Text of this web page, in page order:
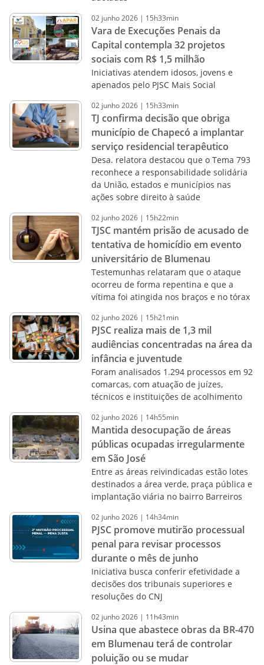
02 junho2026 | 15h33min
Vara de Execuções Penais da
Capital contempla 32 projetos
sociais com R$ 1,5 milhão
Iniciativas atendem idosos, jovens e
apenados pelo PJSC Mais Social
02 junho2026 | 15h33min
TJ confirma decisão que obriga
município de Chapecó a implantar
serviço residencial terapêutico
Desa. relatora destacou que o Tema 793
reconhece a responsabilidade solidária
da União, estados e municípios nas
ações sobre direito à saúde
02 junho2026 | 15h22min
TJSC mantém prisão de acusado de
tentativa de homicídio em evento
universitário de Blumenau
Testemunhas relataram que o ataque
ocorreu de forma repentina e que a
vítima foi atingida nos braços e no tórax
02 junho2026 | 15h21min
PJSC realiza mais de 1,3 mil
audiências concentradas na área da
infância e juventude
Foram analisados 1.294 processos em 92
comarcas, com atuação de juízes,
técnicos e instituições de acolhimento
02 junho2026 | 14h55min
Mantida desocupação de áreas
públicas ocupadas irregularmente
em São José
Entre as áreas reivindicadas estão lotes
destinados a área verde, praça pública e
implantação viária no bairro Barreiros
02 junho2026 | 14h34min
PJSC promove mutirão processual
penal para revisar processos
durante o mês de junho
Iniciativa busca conferir efetividade a
decisões dos tribunais superiores e
resoluções do CNJ
02 junho2026 | 11h43min
Usina que abastece obras da BR-470
em Blumenau terá de controlar
poluição ou se mudar